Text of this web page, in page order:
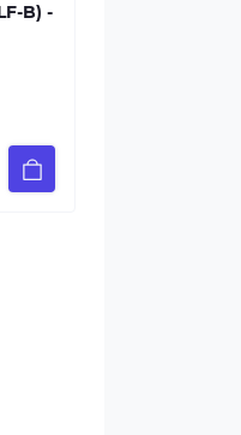
B) -